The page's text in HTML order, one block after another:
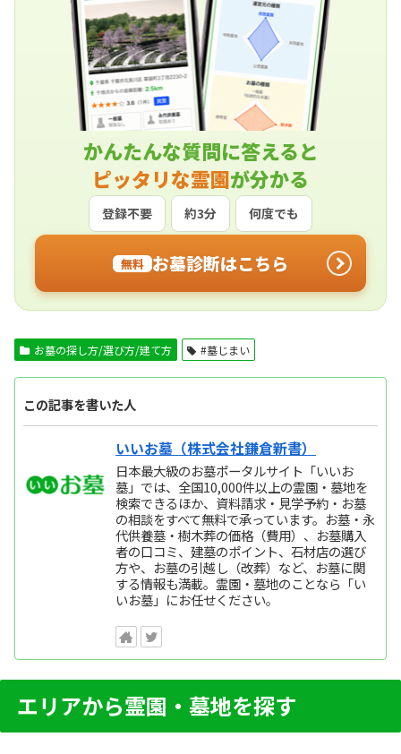
かんたんな質問に答えると
ピッタリな霊園が分かる
登録不要 約3分 何度でも
無料 お墓診断はこちら
お墓の探し方/選び方/建て方 #墓じまい
この記事を書いた人
いいお墓（株式会社鎌倉新書）
日本最大級のお墓ポータルサイト「いいお
墓」では、全国10,000件以上の霊園・墓地を
検索できるほか、資料請求・見学予約・お墓
の相談をすべて無料で承っています。お墓・永
代供養墓・樹木葬の価格（費用）、お墓購入
者の口コミ、建墓のポイント、石材店の選び
方や、お墓の引越し（改葬）など、お墓に関
する情報も満載。霊園・墓地のことなら「い
いお墓」にお任せください。
エリアから霊園・墓地を探す